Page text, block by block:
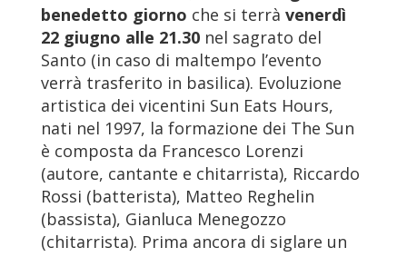
benedetto giorno che si terrà venerdì
22 giugno alle 21.30 nel sagrato del
Santo (in caso di maltempo l’evento
verrà trasferito in basilica). Evoluzione
artistica dei vicentini Sun Eats Hours,
nati nel 1997, la formazione dei The Sun
è composta da Francesco Lorenzi
(autore, cantante e chitarrista), Riccardo
Rossi (batterista), Matteo Reghelin
(bassista), Gianluca Menegozzo
(chitarrista). Prima ancora di siglare un